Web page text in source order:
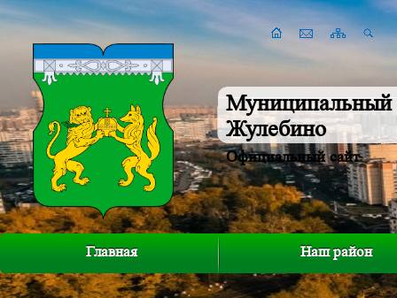
Муниципальный
Жулебино
Официальный сайт
Главная Наш район